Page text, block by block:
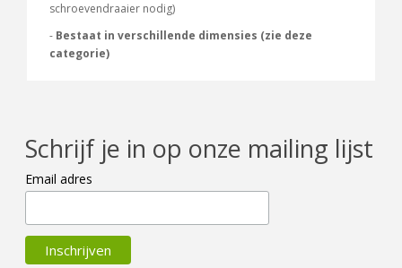
schroevendraaier nodig)
- Bestaat in verschillende dimensies (zie deze
categorie)
Schrijf je in op onze mailing lijst
Email adres